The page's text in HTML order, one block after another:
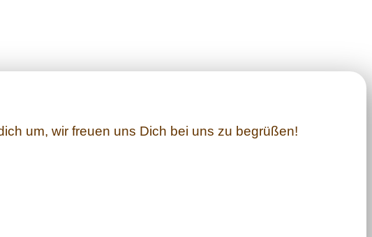
um, wir freuen uns Dich bei uns zu begrüßen!